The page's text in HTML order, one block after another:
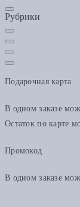
Рубрики
Подарочная карта
В одном заказе
Остаток по карте
Промокод
В одном заказе